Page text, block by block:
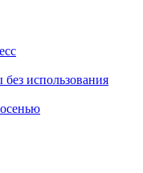
использования